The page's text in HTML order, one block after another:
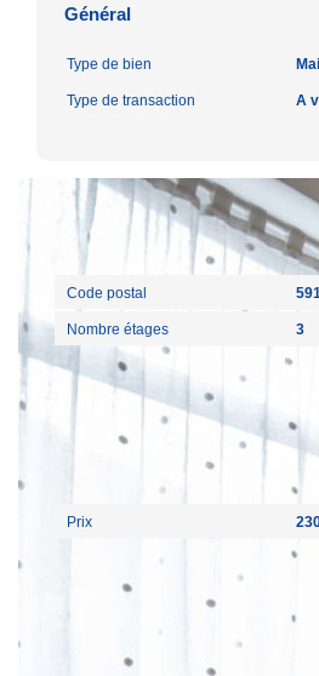
Général
Type de bien
Type de transaction A
Localisation
Code postal
Nombre étages 3
Aspects financiers
Prix
Surfaces